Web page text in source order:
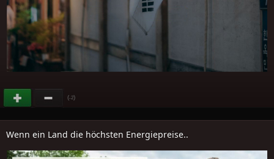
(-2)
Wenn ein Land die höchsten Energiepreise..